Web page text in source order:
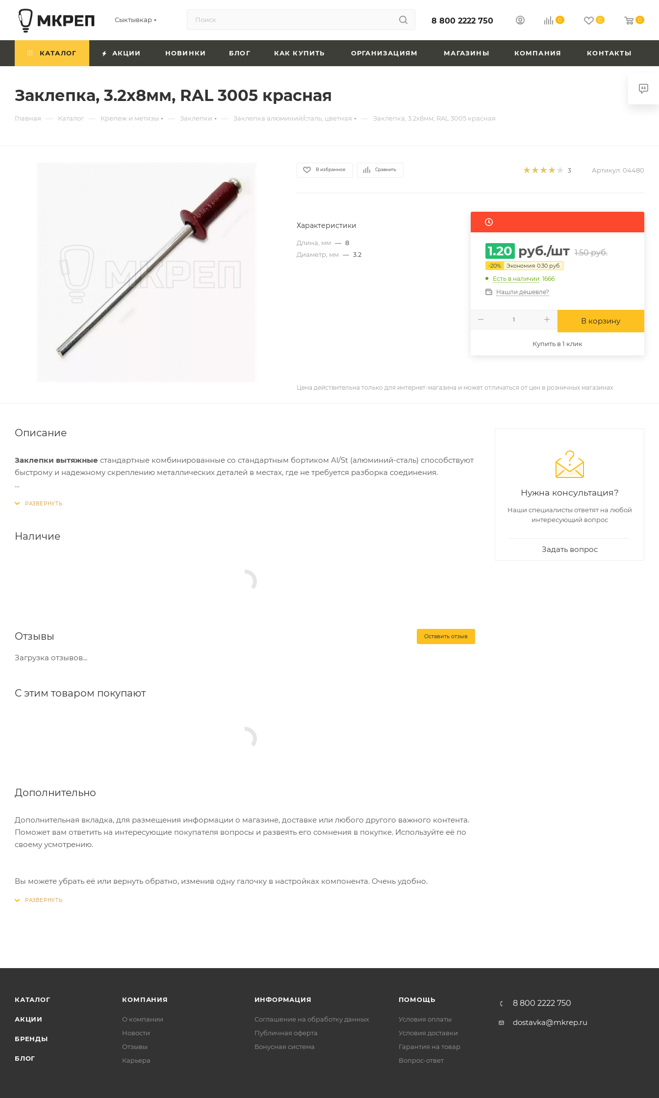
Сыктывкар 8 800 2222 750 0 0 0
КАТАЛОГ АКЦИИ НОВИНКИ БЛОГ КАК КУПИТЬ ОРГАНИЗАЦИЯМ МАГАЗИНЫ КОМПАНИЯ КОНТАКТЫ
Заклепка, 3.2х8мм, RAL 3005 красная
Главная — Каталог — Крепеж и метизы — Заклепки — Заклепка алюминий/сталь, цветная — Заклепка, 3.2х8мм, RAL 3005 красная
В избранное Сравнить 3 Артикул: 04480
Характеристики
Длина, мм — 8
Диаметр, мм — 3.2 1.20 руб./шт 1.50руб.
-20% Экономия 0.30руб.
Есть в наличии: 1666
Нашли дешевле?
В корзину
Купить в 1 клик
Цена действительна только для интернет-магазина и может отличаться от цен в розничных магазинах
Описание
Заклепки вытяжные стандартные комбинированные со стандартным бортиком Al/St (алюминий-сталь) способствуют
быстрому и надежному скреплению металлических деталей в местах, где не требуется разборка соединения.
Наличие
Отзывы Оставить отзыв
Загрузка отзывов...
С этим товаром покупают
Дополнительно
Дополнительная вкладка, для размещения информации о магазине, доставке или любого другого важного контента.
Поможет вам ответить на интересующие покупателя вопросы и развеять его сомнения в покупке. Используйте её по
своему усмотрению.
Вы можете убрать её или вернуть обратно, изменив одну галочку в настройках компонента. Очень удобно.
Нужна консультация?
Наши специалисты ответят на любой
интересующий вопрос
Задать вопрос
КАТАЛОГ
АКЦИИ
БРЕНДЫ
БЛОГ
КОМПАНИЯ
О компании
Новости
Отзывы
Карьера
ИНФОРМАЦИЯ
Соглашение на обработку данных
Публичная оферта
Бонусная система
ПОМОЩЬ
Условия оплаты
Условия доставки
Гарантия на товар
Вопрос-ответ
8 800 2222 750
dostavka@mkrep.ru